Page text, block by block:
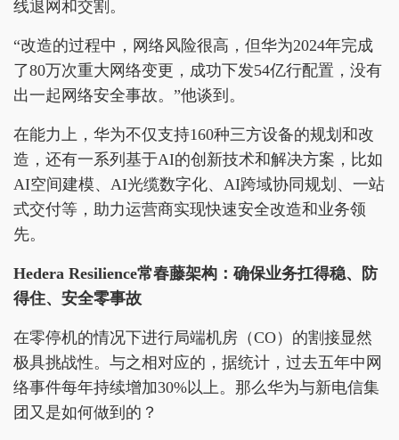
线退网和交割。
“改造的过程中，网络风险很高，但华为2024年完成
了80万次重大网络变更，成功下发54亿行配置，没有
出一起网络安全事故。”他谈到。
在能力上，华为不仅支持160种三方设备的规划和改
造，还有一系列基于AI的创新技术和解决方案，比如
AI空间建模、AI光缆数字化、AI跨域协同规划、一站
式交付等，助力运营商实现快速安全改造和业务领
先。
Hedera Resilience常春藤架构：确保业务扛得稳、防
得住、安全零事故
在零停机的情况下进行局端机房（CO）的割接显然
极具挑战性。与之相对应的，据统计，过去五年中网
络事件每年持续增加30%以上。那么华为与新电信集
团又是如何做到的？